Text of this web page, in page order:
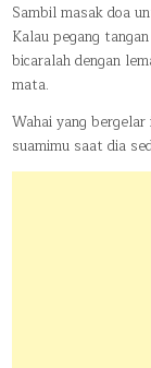
Sambil masak doa
Kalau pegang
bicaralah dengan
mata.
Wahai yang
suamimu saat dia